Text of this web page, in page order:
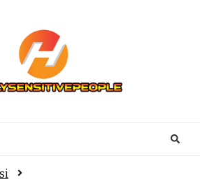
Orang Dengan
yang tTnggi